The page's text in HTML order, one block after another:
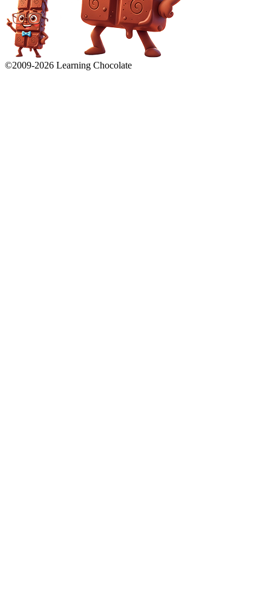
©2009-2026 Learning Chocolate